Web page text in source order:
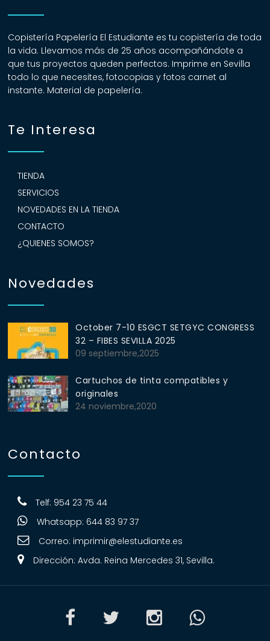
Copistería Papelería El Estudiante es tu copistería de toda
la vida. Llevamos más de 25 años acompañándote a
que tus proyectos queden perfectos. Imprime en Sevilla
todo lo que necesites, fotocopias y fotos carnet al
instante. Material de papelería.
Te Interesa
TIENDA
SERVICIOS
NOVEDADES EN LA TIENDA
CONTACTO
¿QUIENES SOMOS?
Novedades
October 7-10 ESGCT SETGYC CONGRESS
32 – FIBES SEVILLA 2025
09 septiembre,2025
Cartuchos de tinta compatibles y
originales
24 noviembre,2020
Contacto
Telf: 954 23 75 44
Whatsapp: 644 83 97 37
Correo: imprimir@elestudiante.es
Dirección: Avda. Reina Mercedes 31, Sevilla.